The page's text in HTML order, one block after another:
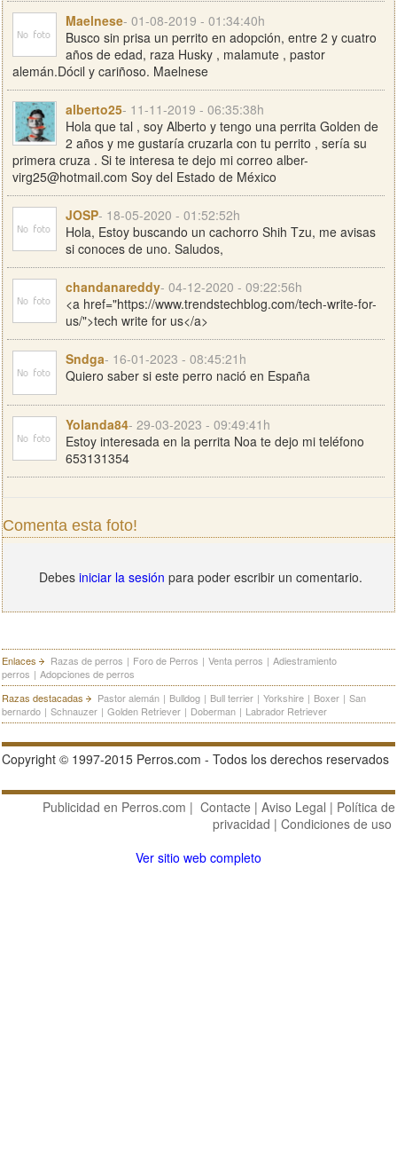
Maelnese- 01-08-2019 - 01:34:40h
Busco sin prisa un perrito en adopción, entre 2 y cuatro
años de edad, raza Husky , malamute , pastor
alemán.Dócil y cariñoso. Maelnese
alberto25- 11-11-2019 - 06:35:38h
Hola que tal , soy Alberto y tengo una perrita Golden de
2 años y me gustaría cruzarla con tu perrito , sería su
primera cruza . Si te interesa te dejo mi correo alber-
virg25@hotmail.com Soy del Estado de México
JOSP- 18-05-2020 - 01:52:52h
Hola, Estoy buscando un cachorro Shih Tzu, me avisas
si conoces de uno. Saludos,
chandanareddy- 04-12-2020 - 09:22:56h
<a href="https://www.trendstechblog.com/tech-write-for-
us/">tech write for us</a>
Sndga- 16-01-2023 - 08:45:21h
Quiero saber si este perro nació en España
Yolanda84- 29-03-2023 - 09:49:41h
Estoy interesada en la perrita Noa te dejo mi teléfono
653131354
Comenta esta foto!
Debes iniciar la sesión para poder escribir un comentario.
Enlaces Razas de perros | Foro de Perros | Venta perros | Adiestramiento
perros | Adopciones de perros
Razas destacadas
Pastor alemán | Bulldog | Bull terrier | Yorkshire | Boxer | San
bernardo | Schnauzer | Golden Retriever | Doberman | Labrador Retriever
Copyright © 1997-2015 Perros.com - Todos los derechos reservados
Publicidad en Perros.com | Contacte | Aviso Legal | Política de
privacidad | Condiciones de uso
Ver sitio web completo